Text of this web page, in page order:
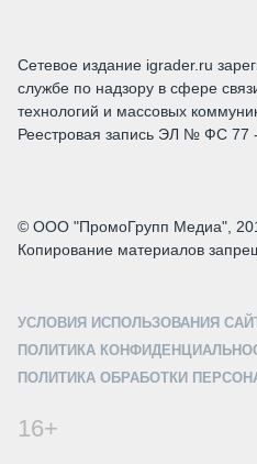
Сетевое издание igrader.ru
службе по надзору в сфере
технологий и массовых
Реестровая запись ЭЛ № ФС 77
© ООО "ПромоГрупп Медиа",
Копирование материалов
УСЛОВИЯ ИСПОЛЬЗОВАНИЯ
ПОЛИТИКА
ПОЛИТИКА ОБРАБОТКИ
16+